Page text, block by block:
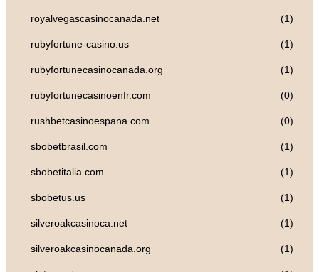
royalvegascasinocanada.net (1)
rubyfortune-casino.us (1)
rubyfortunecasinocanada.org (1)
rubyfortunecasinoenfr.com (0)
rushbetcasinoespana.com (0)
sbobetbrasil.com (1)
sbobetitalia.com (1)
sbobetus.us (1)
silveroakcasinoca.net (1)
silveroakcasinocanada.org (1)